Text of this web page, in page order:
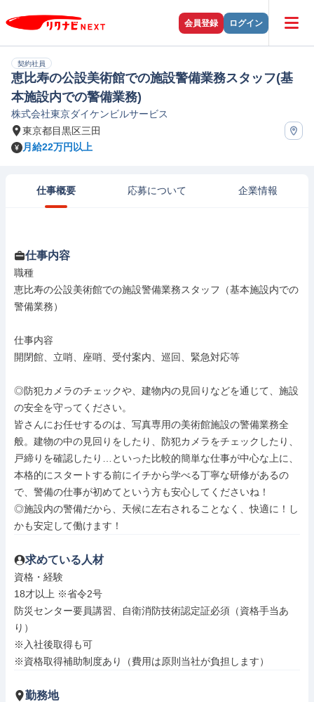
会員登録 ログイン
契約社員
恵比寿の公設美術館での施設警備業務スタッフ(基
本施設内での警備業務)
株式会社東京ダイケンビルサービス
東京都目黒区三田
月給22万円以上
仕事概要 応募について 企業情報
仕事内容
職種
恵比寿の公設美術館での施設警備業務スタッフ（基本施設内での
警備業務）
仕事内容
開閉館、立哨、座哨、受付案内、巡回、緊急対応等
◎防犯カメラのチェックや、建物内の見回りなどを通じて、施設
の安全を守ってください。
皆さんにお任せするのは、写真専用の美術館施設の警備業務全
般。建物の中の見回りをしたり、防犯カメラをチェックしたり、
戸締りを確認したり…といった比較的簡単な仕事が中心な上に、
本格的にスタートする前にイチから学べる丁寧な研修があるの
で、警備の仕事が初めてという方も安心してくださいね！
◎施設内の警備だから、天候に左右されることなく、快適に！し
かも安定して働けます！
求めている人材
資格・経験
18才以上 ※省令2号
防災センター要員講習、自衛消防技術認定証必須（資格手当あ
り）
※入社後取得も可
※資格取得補助制度あり（費用は原則当社が負担します）
勤務地